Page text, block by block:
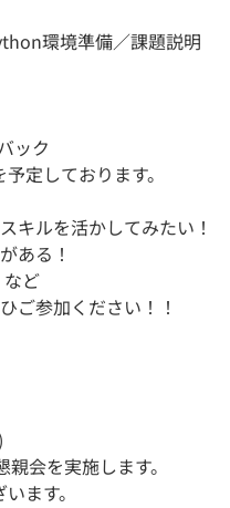
環境準備／課題説明
ック
定しております。
キルを活かしてみたい！
ある！
ど
ご参加ください！！
会を実施します。
ます。